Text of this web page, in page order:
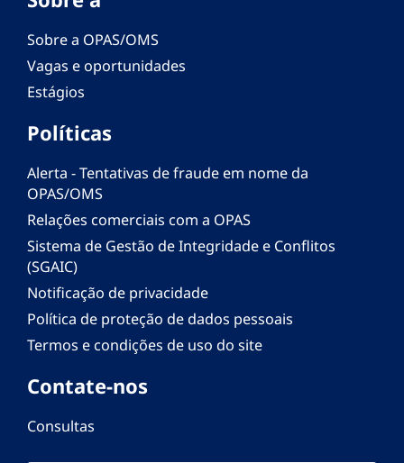
Sobre a OPAS/OMS
Vagas e oportunidades
Estágios
Políticas
Alerta - Tentativas de fraude em nome da
OPAS/OMS
Relações comerciais com a OPAS
Sistema de Gestão de Integridade e Conflitos
(SGAIC)
Notificação de privacidade
Política de proteção de dados pessoais
Termos e condições de uso do site
Contate-nos
Consultas